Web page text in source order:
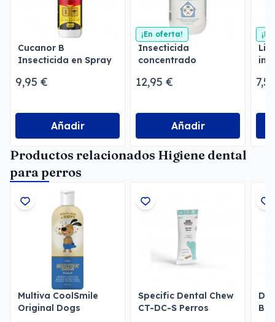
Cucanor B
Insecticida en Spray
9,95 €
Añadir
¡En oferta!
Insecticida
concentrado
Menforsan
12,95 €
Añadir
Productos relacionados Higiene dental
para perros
Multiva CoolSmile
Original Dogs
Specific Dental Chew
CT-DC-S Perros